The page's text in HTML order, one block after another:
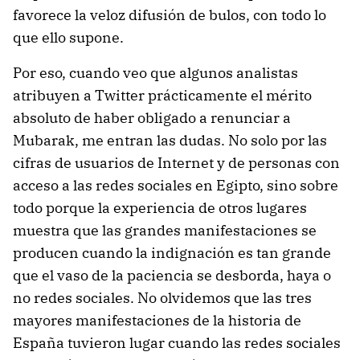
favorece la veloz difusión de bulos, con todo lo
que ello supone.
Por eso, cuando veo que algunos analistas
atribuyen a Twitter prácticamente el mérito
absoluto de haber obligado a renunciar a
Mubarak, me entran las dudas. No solo por las
cifras de usuarios de Internet y de personas con
acceso a las redes sociales en Egipto, sino sobre
todo porque la experiencia de otros lugares
muestra que las grandes manifestaciones se
producen cuando la indignación es tan grande
que el vaso de la paciencia se desborda, haya o
no redes sociales. No olvidemos que las tres
mayores manifestaciones de la historia de
España tuvieron lugar cuando las redes sociales